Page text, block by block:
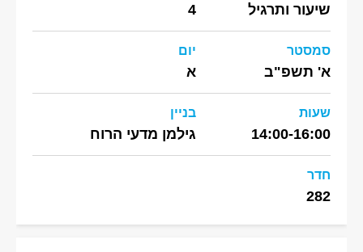
שיעור ותרגיל 4
סמסטר
א' תשפ"ב
יום
א
שעות
14:00-16:00
בניין
גילמן מדעי הרוח
חדר
282